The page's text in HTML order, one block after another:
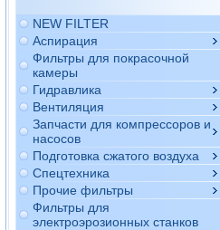
NEW FILTER
Аспирация
Фильтры для покрасочной
камеры
Гидравлика
Вентиляция
Запчасти для компрессоров и
насосов
Подготовка сжатого воздуха
Спецтехника
Прочие фильтры
Фильтры для
электроэрозионных станков